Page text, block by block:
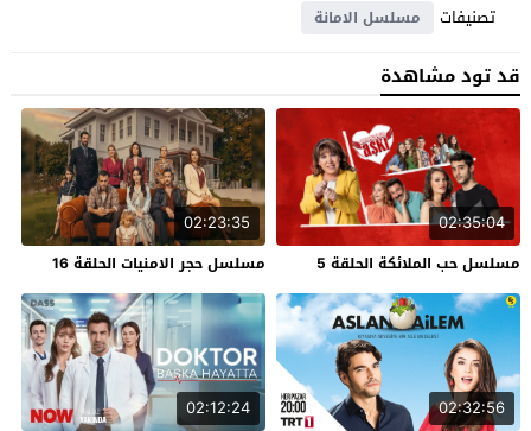
تصنيفات مسلسل الامانة
قد تود مشاهدة
02:35:04
مسلسل حب الملائكة الحلقة 5
02:23:35
مسلسل حجر الامنيات الحلقة 16
02:32:56
02:12:24